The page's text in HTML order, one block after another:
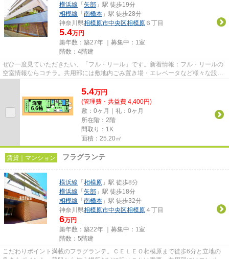
横浜線 「 矢部 」駅 徒歩19分
相模線 「 南橋本 」駅 徒歩28分
神奈川県相模原市中央区相模原 ６丁目
5.4万円
築年数：築27年 ｜募集中： 1室
階数：4階建
ぜひ一度見ていただきたい、「フル・リール」です。新着情報：フル・リールの
空室情報ならコチラ。共用部には敷地内ごみ置き場・エレベータなど様々な設備
5.4万円
(管理費・共益費 4,400円)
敷：0ヶ月｜礼：0ヶ月
所在階：2階
間取り：1K
面積：25.20㎡
賃貸｜マンション フラグランテ
横浜線 「 相模原 」駅 徒歩8分
横浜線 「 矢部 」駅 徒歩18分
相模線 「 南橋本 」駅 徒歩32分
神奈川県相模原市中央区相模原 ４丁目
6万円
築年数：築22年 ｜募集中： 1室
階数：5階建
こだわりポイント満載のフラグランテ。ＣＥＬＥＯ相模原まで徒歩6分と立地の